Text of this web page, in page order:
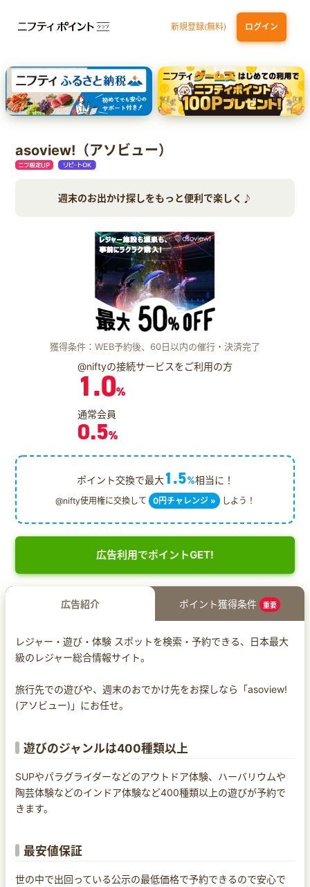
新規登録(無料) ログイン
三井住友カード ゴールド（NL）（家族カード発行） dカード GOLD
【実質初月無料】DMM | Disney+(ディズニープラス) セットプラン
SBI証券 確定拠出年金（iDeCo）
asoview!（アソビュー）
週末のお出かけ探しをもっと便利で楽しく♪
獲得条件：WEB予約後、60日以内の催行・決済完了
@niftyの接続サービスをご利用の方
1.0%
通常会員
0.5%
ポイント交換で最大1.5%相当に！
@nifty使用権に交換して 0円チャレンジ » しよう！
広告利用でポイントGET!
広告紹介 ポイント獲得条件 重要
レジャー・遊び・体験 スポットを検索・予約できる、日本最大
級のレジャー総合情報サイト。
旅行先での遊びや、週末のおでかけ先をお探しなら「asoview!
(アソビュー)」にお任せ。
遊びのジャンルは400種類以上
SUPやパラグライダーなどのアウトドア体験、ハーバリウムや
陶芸体験などのインドア体験など400種類以上の遊びが予約で
きます。
最安値保証
世の中で出回っている公示の最低価格で予約できるので安心で